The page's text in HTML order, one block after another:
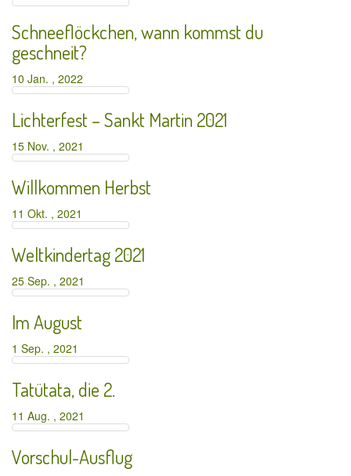
Schneeflöckchen, wann kommst du
geschneit?
10 Jan. , 2022
Lichterfest – Sankt Martin 2021
15 Nov. , 2021
Willkommen Herbst
11 Okt. , 2021
Weltkindertag 2021
25 Sep. , 2021
Im August
1 Sep. , 2021
Tatütata, die 2.
11 Aug. , 2021
Vorschul-Ausflug